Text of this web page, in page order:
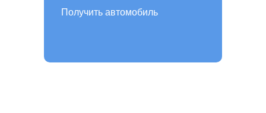
Получить автомобиль